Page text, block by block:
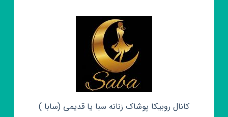
کانال روبیکا پوشاک زنانه سبا یا قدیمی (سابا )